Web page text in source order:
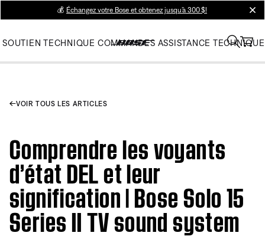
💰 Échangez votre Bose et obtenez jusqu’à 300 $!
SOUTIEN TECHNIQUE COMMANDES ASSISTANCE TECHNIQUE
VOIR TOUS LES ARTICLES
Comprendre les voyants
d’état DEL et leur
signification | Bose Solo 15
Series II TV sound system